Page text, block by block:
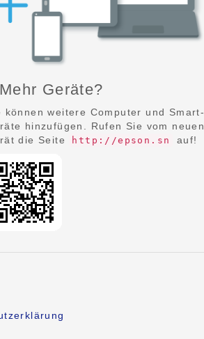
Geräte?
können weitere Computer und Smart-
hinzufügen. Rufen Sie vom neuen
die Seite
http://epson.sn auf!